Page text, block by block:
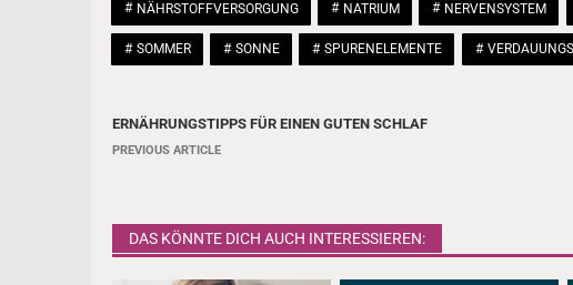
NÄHRSTOFFVERSORGUNG NATRIUM NERVENSYSTEM
SOMMER SONNE SPURENELEMENTE
B
t
ERNÄHRUNGSTIPPS FÜR EINEN GUTEN SCHLAF
PREVIOUS ARTICLE
DAS KÖNNTE DICH AUCH INTERESSIEREN: